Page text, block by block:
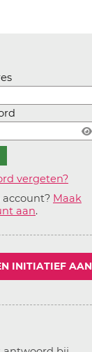
vergeten?
Maak
aan.
INITIATIEF AAN